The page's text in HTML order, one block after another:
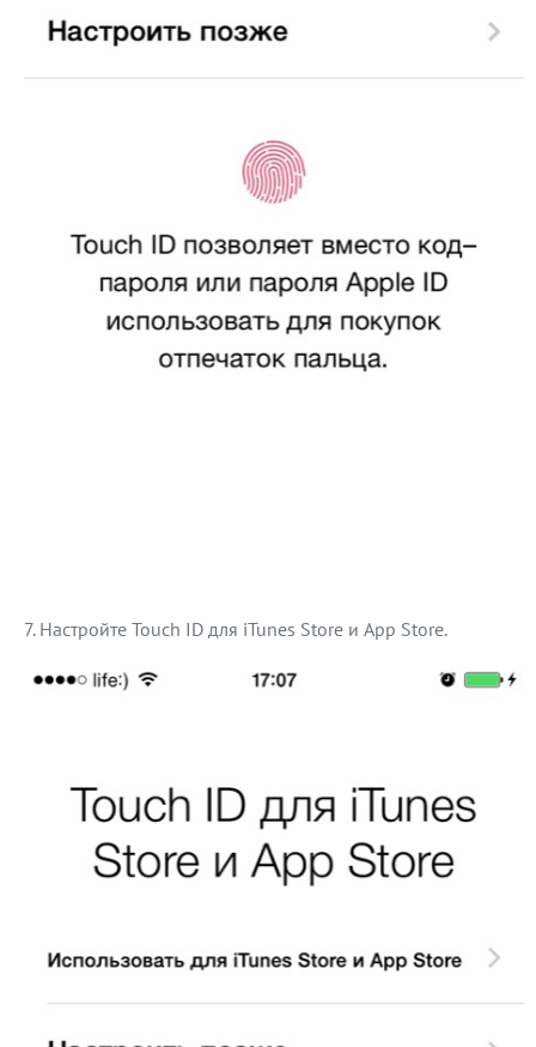
Настройте Touch ID для iTunes Store и App Store.